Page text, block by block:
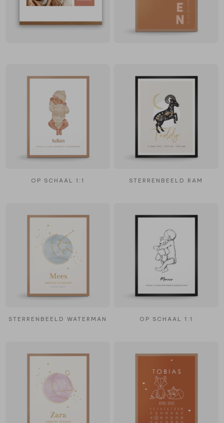
OP SCHAAL 1:1 STERRENBEELD RAM
STERRENBEELD WATERMAN OP SCHAAL 1:1